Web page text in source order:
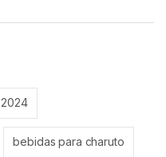
bebidas para charuto